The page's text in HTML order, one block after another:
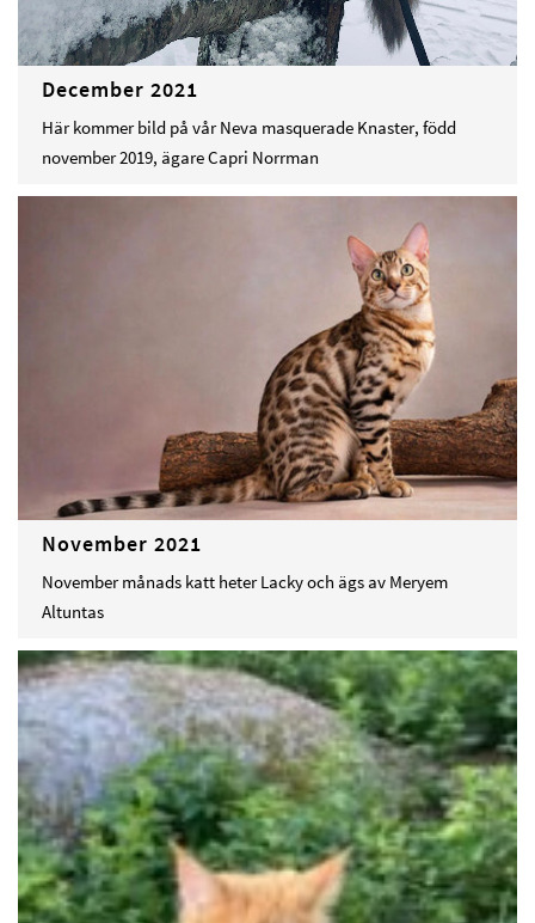
December 2021
Här kommer bild på vår Neva masquerade Knaster, född
november 2019, ägare Capri Norrman
November 2021
November månads katt heter Lacky och ägs av Meryem
Altuntas